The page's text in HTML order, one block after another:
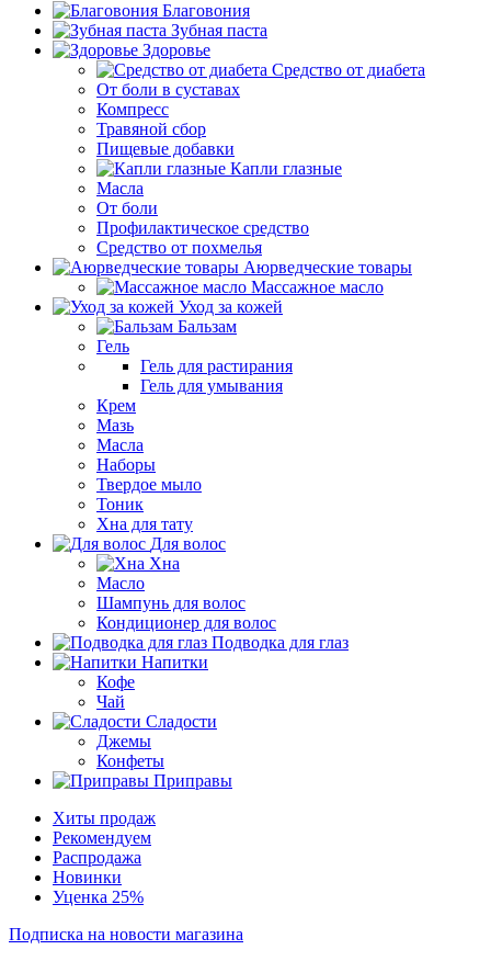
Благовония
Зубная паста
Здоровье
Средство от диабета
От боли в суставах
Компресс
Травяной сбор
Пищевые добавки
Капли глазные
Масла
От боли
Профилактическое средство
Средство от похмелья
Аюрведческие товары
Массажное масло
Уход за кожей
Бальзам
Гель
Гель для растирания
Гель для умывания
Крем
Мазь
Масла
Наборы
Твердое мыло
Тоник
Хна для тату
Для волос
Хна
Масло
Шампунь для волос
Кондиционер для волос
Подводка для глаз
Напитки
Кофе
Чай
Сладости
Джемы
Конфеты
Приправы
Хиты продаж
Рекомендуем
Распродажа
Новинки
Уценка 25%
Подписка на новости магазина